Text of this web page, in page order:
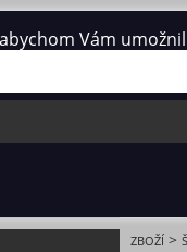
Ochrana osobních
ZBOŽÍ >
Vám